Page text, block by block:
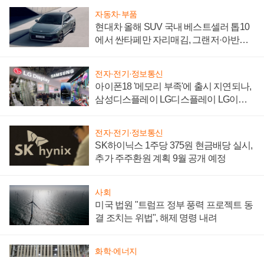
자동차·부품
현대차 올해 SUV 국내 베스트셀러 톱10
에서 싼타페만 자리매김, 그랜저·아반떼
전자·전기·정보통신
아이폰18 '메모리 부족'에 출시 지연되나,
삼성디스플레이 LG디스플레이 LG이노
전자·전기·정보통신
SK하이닉스 1주당 375원 현금배당 실시,
추가 주주환원 계획 9월 공개 예정
사회
미국 법원 "트럼프 정부 풍력 프로젝트 동
결 조치는 위법", 해제 명령 내려
화학·에너지